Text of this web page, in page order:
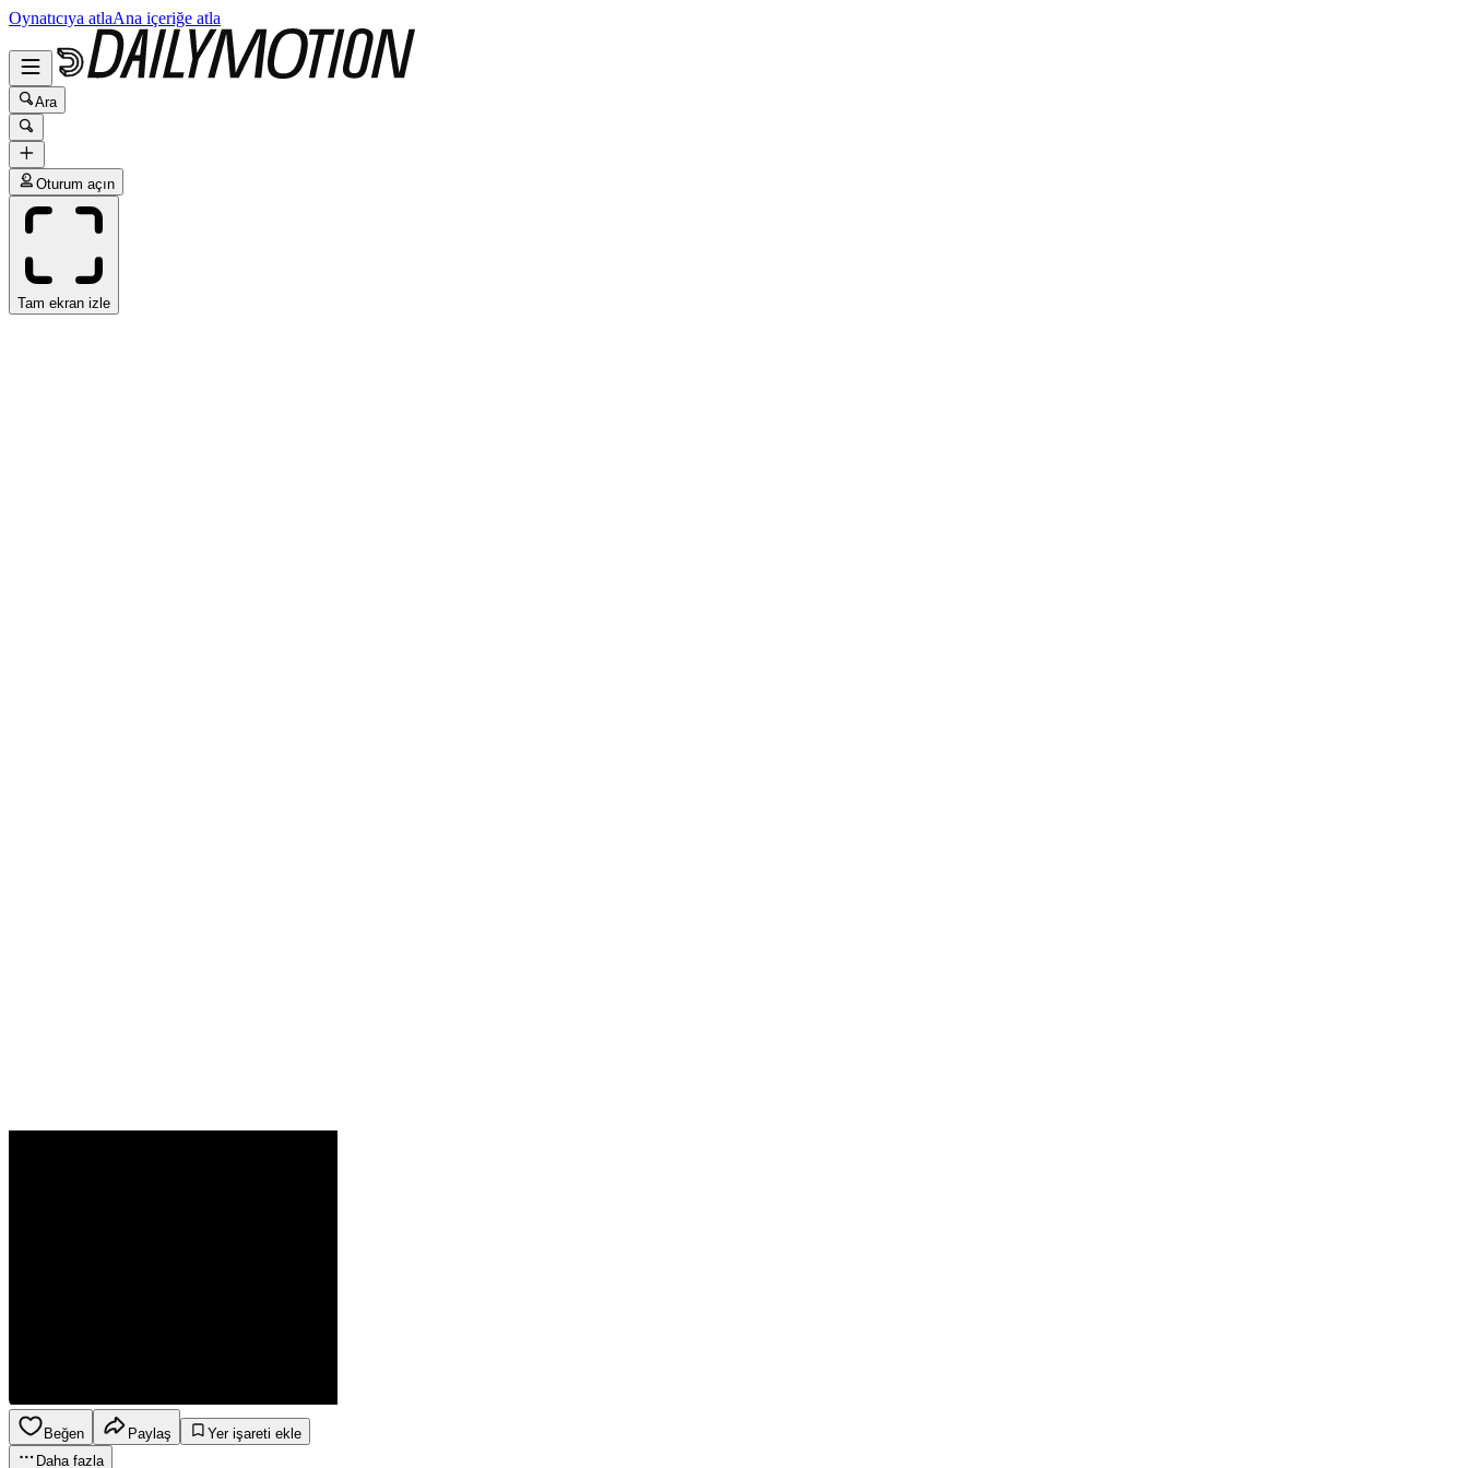
Oynatıcıya atlaAna içeriğe atla
Ara
Oturum açın
Tam ekran izle
Beğen Paylaş
Yer işareti ekle
Daha fazla